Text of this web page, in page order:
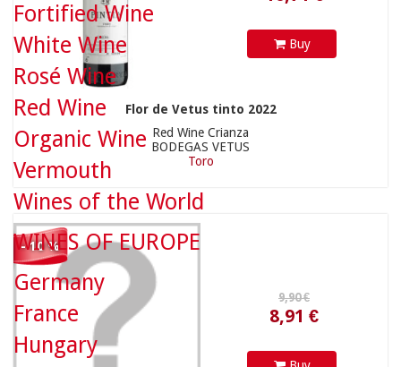
Buy
Flor de Vetus tinto 2022
Red Wine Crianza
BODEGAS VETUS
Toro
- 10 %
Fortified Wine
White Wine
Rosé Wine
Red Wine
Organic Wine
Vermouth
Wines of the World
WINES OF EUROPE
Germany
France
Hungary